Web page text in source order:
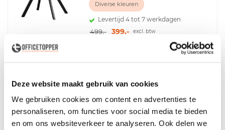
Deze website maakt gebruik van cookies
We gebruiken cookies om content en advertenties te
personaliseren, om functies voor social media te bieden
en om ons websiteverkeer te analyseren. Ook delen we
Diverse kleuren
Levertijd 4 tot 7 werkdagen
499,- 399,- excl. btw
120, 140 of 160cm
Diverse kleuren
Levertijd 4 tot 7 werkdagen